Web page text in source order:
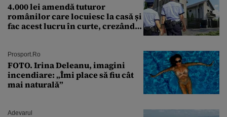
4.000 lei amendă tuturor
românilor care locuiesc la casă și
fac acest lucru în curte, crezând
Prosport.ro
FOTO. Irina Deleanu, imagini
incendiare: „Îmi place să fiu cât
mai naturală”
Adevarul